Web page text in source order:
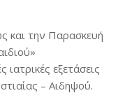
και την Παρασκευή
εξετάσεις
– Αιδηψού.